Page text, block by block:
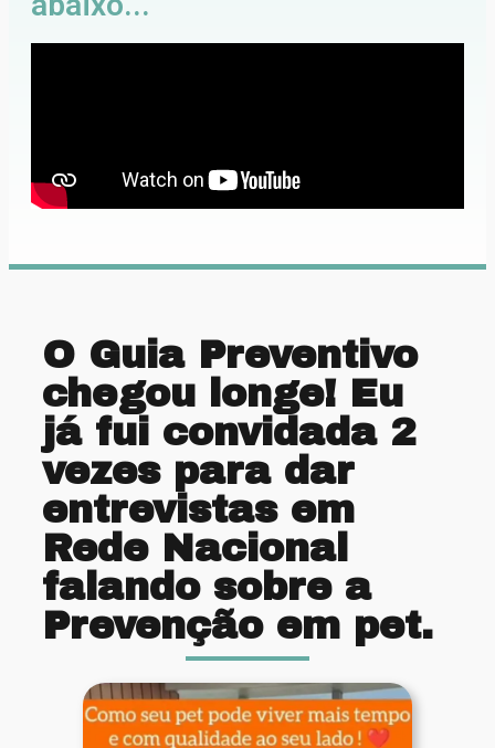
O Guia Preventivo
chegou longe! Eu
já fui convidada 2
vezes para dar
entrevistas em
Rede Nacional
falando sobre a
Prevenção em pet.